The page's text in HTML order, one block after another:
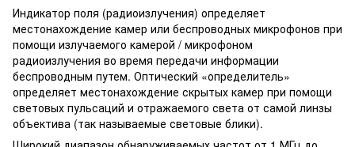
Индикатор поля (радиоизлучения) определяет
местонахождение камер или беспроводных микрофонов при
помощи излучаемого камерой / микрофоном
радиоизлучения во время передачи информации
беспроводным путем. Оптический «определитель»
определяет местонахождение скрытых камер при помощи
световых пульсаций и отражаемого света от самой линзы
объектива (так называемые световые блики).